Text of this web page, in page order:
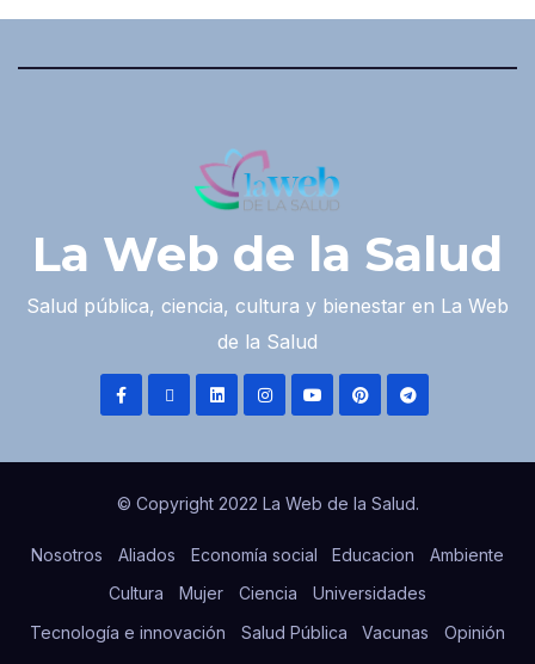
La Web de la Salud
Salud pública, ciencia, cultura y bienestar en La Web
de la Salud
© Copyright 2022 La Web de la Salud.
Nosotros Aliados Economía social Educacion
Ambiente
Cultura
Mujer Ciencia
Universidades
Tecnología e innovación
Salud Pública Vacunas
Opinión